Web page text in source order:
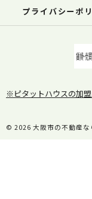
プライバシーポ
※ピタットハウスの加
© 2026 大阪市の不動産な